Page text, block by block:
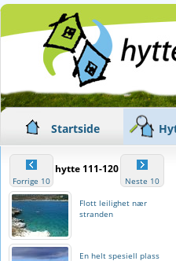
Startside
Forrige 10
hytte 111-120
Neste 10
Flott leilighet nær
stranden
En helt spesiell plass